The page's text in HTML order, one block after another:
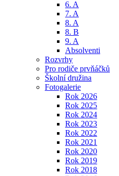
6. A
7. A
8. A
8. B
9. A
Absolventi
Rozvrhy
Pro rodiče prvňáčků
Školní družina
Fotogalerie
Rok 2026
Rok 2025
Rok 2024
Rok 2023
Rok 2022
Rok 2021
Rok 2020
Rok 2019
Rok 2018